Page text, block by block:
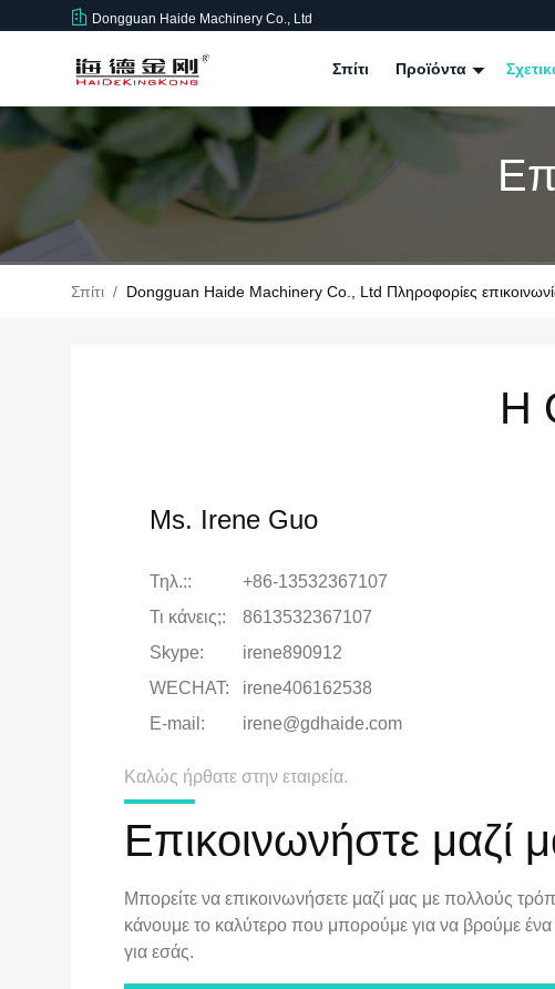
Dongguan Haide Machinery Co., Ltd
Σπίτι Προϊόντα
Σπίτι / Dongguan Haide Machinery Co., Ltd Πληροφορίες
Η
Ms. Irene Guo
Τηλ.::
+86-13532367107
Τι κάνεις;:
8613532367107
Skype:
irene890912
WECHAT:
irene406162538
Ε-mail:
irene@gdhaide.com
Καλώς ήρθατε στην εταιρεία.
Επικοινωνήστε μαζί
Μπορείτε να επικοινωνήσετε μαζί μας με πολλούς
κάνουμε το καλύτερο που μπορούμε για να βρούμε
για εσάς.